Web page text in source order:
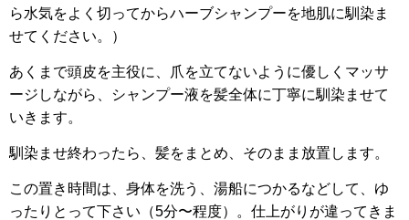
ら水気をよく切ってからハーブシャンプーを地肌に馴染ま
せてください。）
あくまで頭皮を主役に、爪を立てないように優しくマッサ
ージしながら、シャンプー液を髪全体に丁寧に馴染ませて
いきます。
馴染ませ終わったら、髪をまとめ、そのまま放置します。
この置き時間は、身体を洗う、湯船につかるなどして、ゆ
ったりとって下さい（5分〜程度）。仕上がりが違ってきま